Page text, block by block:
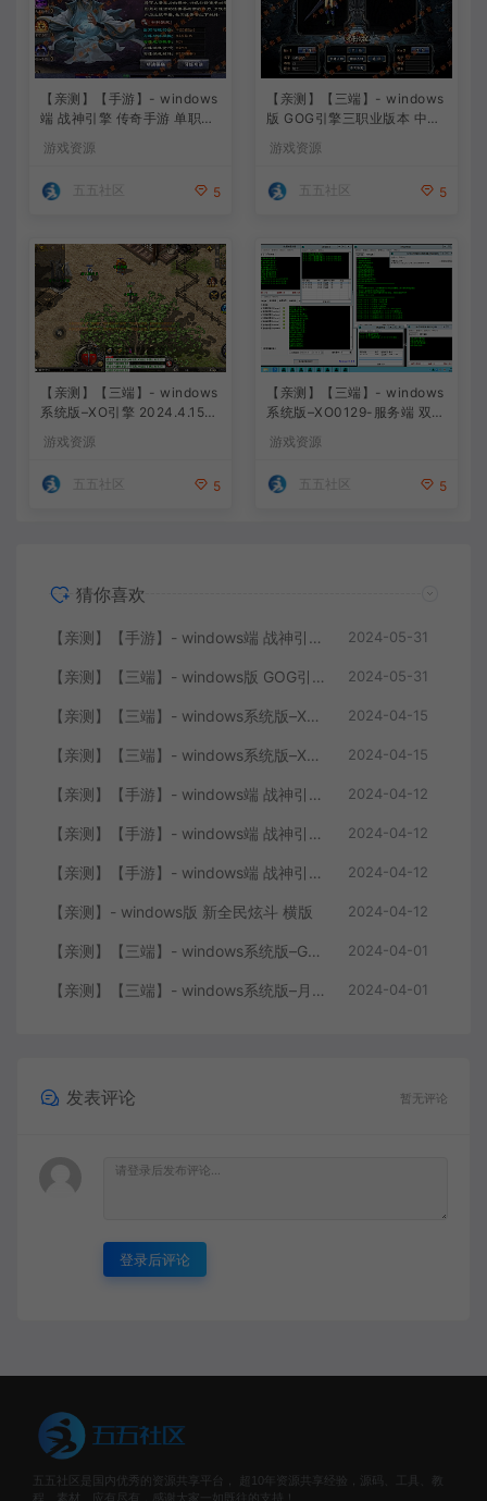
【亲测】【手游】- windows
端 战神引擎 传奇手游 单职业
版 安卓+苹果+教程+工具
游戏资源
五五社区 5
【亲测】【三端】- windows
版 GOG引擎三职业版本 中原
直接改IP即可进入游戏
游戏资源
五五社区 5
【亲测】【三端】- windows
系统版–XO引擎 2024.4.15整
特色星王合击版
游戏资源
五五社区 5
【亲测】【三端】- windows
系统版–XO0129-服务端 双端
理无限制 只有引擎和客户端
游戏资源
五五社区 5
猜你喜欢
【亲测】【手游】- windows端 战神引擎 传奇手游 单职业 上古沉默完整版 白猪3.0免费版 安卓+苹果+教程+工具 2024-05-31
【亲测】【三端】- windows版 GOG引擎三职业版本 中原沉默 团购版 已整理配套微端 直接改IP即可进入游戏 2024-05-31
【亲测】【三端】- windows系统版–XO引擎 2024.4.15整理 最新无限制 版本 1.80九龙特色星王合击版 2024-04-15
【亲测】【三端】- windows系统版–XO0129-服务端 双端 引擎相关资料 2024.4.15 整理无限制 只有引擎和客户端 无版本 2024-04-15
【亲测】【手游】- windows端 战神引擎 传奇手游 单职业 仙域劫 白猪3.0免费版 红包 生肖 时装 境界 龙魂 盾牌 法宝 安卓+苹果+教程+工具 安卓+苹果+教程+工具 2024-04-12
【亲测】【手游】- windows端 战神引擎 传奇手游 复古三职业 180 火龙大陆 白猪3.0免费版 赞助 转生 变身 修炼 神器 生肖 技能修炼 狂暴 积分 安卓+苹果+教程+工具 2024-04-12
【亲测】【手游】- windows端 战神引擎 传奇手游 三职业 180 再战风云六大路 任务 特戒 狂暴 自动回收 赞助 炫彩魂环 爵位 转生 安卓+苹果+教程+工具 2024-04-12
【亲测】- windows版 新全民炫斗 横版 2024-04-12
【亲测】【三端】- windows系统版–GOY三端引擎 团购版 复古底板 + 服务端+ 微端补丁+工具+教程 +引擎源码 2024-04-01
【亲测】【三端】- windows系统版–月城风云版本 山炮引擎 防XO服务端 客户端 版本+工具+微端+搭建说明 2024-04-01
发表评论 暂无评论
登录后评论
五五社区是国内优秀的资源共享平台， 超10年资源共享经验，源码、工具、教
程、素材、应有尽有，感谢大家一如既往的支持！